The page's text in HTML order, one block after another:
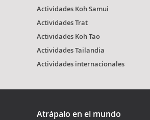
Actividades Koh Samui
Actividades Trat
Actividades Koh Tao
Actividades Tailandia
Actividades internacionales
Atrápalo en el mundo